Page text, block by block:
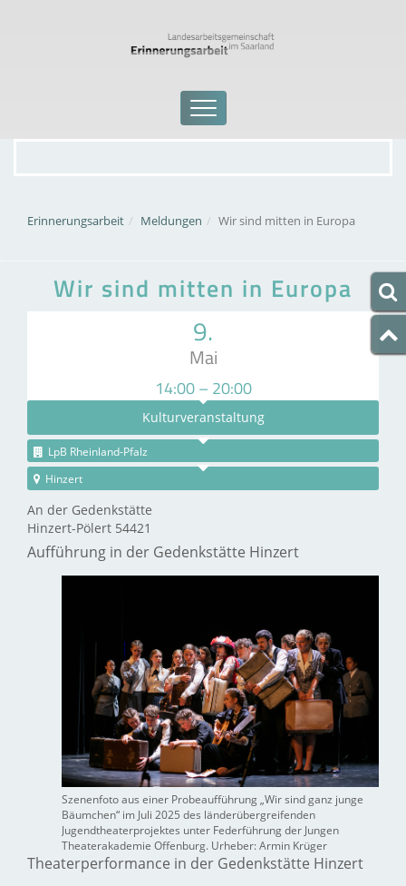
Erinnerungsarbeit Meldungen Wir sind mitten in Europa
Wir sind mitten in Europa
9.
Mai
14:00 – 20:00
Kulturveranstaltung
LpB Rheinland-Pfalz
Hinzert
An der Gedenkstätte
Hinzert-Pölert 54421
Aufführung in der Gedenkstätte Hinzert
Szenenfoto aus einer Probeaufführung „Wir sind ganz junge
Bäumchen“ im Juli 2025 des länderübergreifenden
Jugendtheaterprojektes unter Federführung der Jungen
Theaterakademie Offenburg. Urheber: Armin Krüger
Theaterperformance in der Gedenkstätte Hinzert